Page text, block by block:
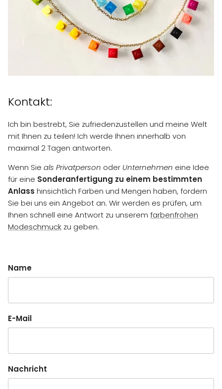
Kontakt:
Ich bin bestrebt, Sie zufriedenzustellen und meine Welt
mit Ihnen zu teilen! Ich werde Ihnen innerhalb von
maximal 2 Tagen antworten.
Wenn Sie als Privatperson oder Unternehmen eine Idee
für eine Sonderanfertigung zu einem bestimmten
Anlass hinsichtlich Farben und Mengen haben, fordern
Sie bei uns ein Angebot an. Wir werden es prüfen, um
Ihnen schnell eine Antwort zu unserem farbenfrohen
Modeschmuck zu geben.
Name
E-Mail
Nachricht